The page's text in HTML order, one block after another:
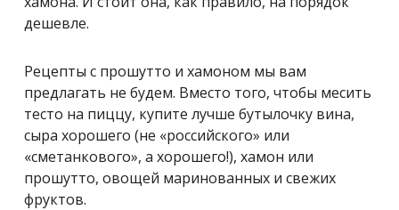
дешевле.
Рецепты с прошутто и хамоном мы вам
предлагать не будем. Вместо того, чтобы месить
тесто на пиццу, купите лучше бутылочку вина,
сыра хорошего (не «российского» или
«сметанкового», а хорошего!), хамон или
прошутто, овощей маринованных и свежих
фруктов.